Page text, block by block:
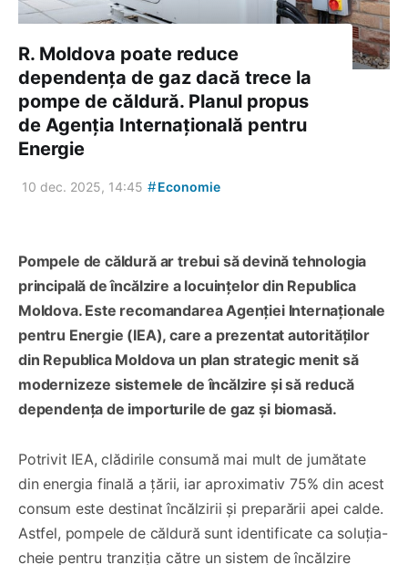
R. Moldova poate reduce
dependența de gaz dacă trece la
pompe de căldură. Planul propus
de Agenția Internațională pentru
Energie
10 dec. 2025, 14:45 #Economie
Pompele de căldură ar trebui să devină tehnologia
principală de încălzire a locuințelor din Republica
Moldova. Este recomandarea Agenției Internaționale
pentru Energie (IEA), care a prezentat autorităților
din Republica Moldova un plan strategic menit să
modernizeze sistemele de încălzire și să reducă
dependența de importurile de gaz și biomasă.
Potrivit IEA, clădirile consumă mai mult de jumătate
din energia finală a țării, iar aproximativ 75% din acest
consum este destinat încălzirii și preparării apei calde.
Astfel, pompele de căldură sunt identificate ca soluția-
cheie pentru tranziția către un sistem de încălzire